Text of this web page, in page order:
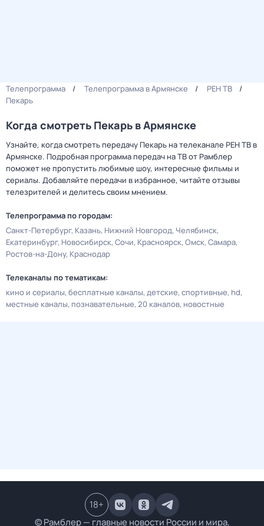
Телепрограмма Телепрограмма в Армянске
РЕН ТВ
Пекарь
Когда смотреть Пекарь в Армянске
Узнайте, когда смотреть передачу Пекарь на телеканале РЕН ТВ в
Армянске. Подробная программа передач на ТВ от Рамблер
поможет не пропустить любимые шоу, интересные фильмы и
сериалы. Добавляйте передачи в избранное, читайте отзывы
телезрителей и делитесь своим мнением.
Телепрограмма по городам:
Санкт-Петербург Казань Нижний Новгород Челябинск
Екатеринбург Новосибирск Сочи Красноярск Омск Самара
Ростов-на-Дону Краснодар
Телеканалы по тематикам:
кино и сериалы бесплатные каналы детские спортивные hd
местные каналы познавательные 20 каналов новостные
© Рамблер — главные новости России и мира,
18+